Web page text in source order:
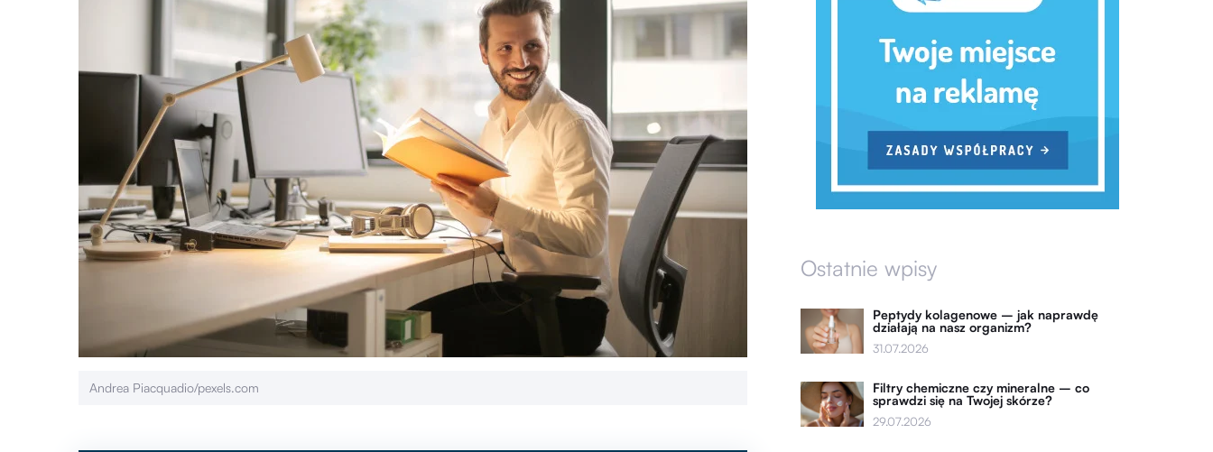
Andrea Piacquadio/pexels.com
Ostatnie wpisy
Peptydy kolagenowe – jak naprawdę
działają na nasz organizm?
31.07.2026
Filtry chemiczne czy mineralne – co
sprawdzi się na Twojej skórze?
29.07.2026